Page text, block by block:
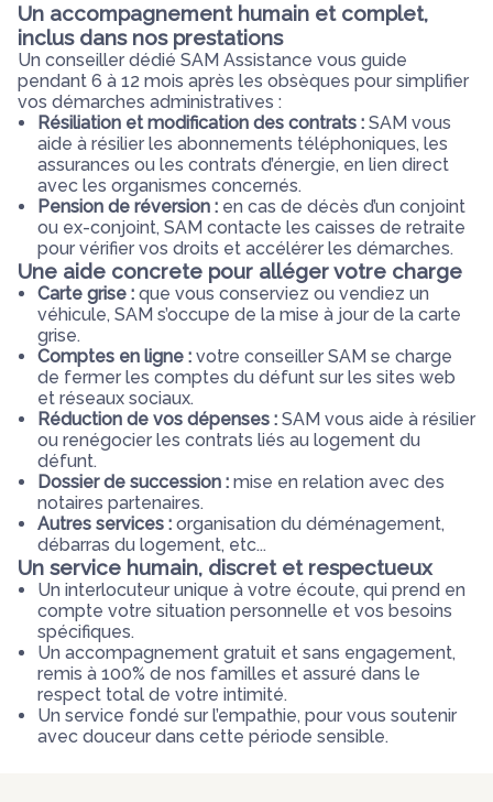
Un accompagnement humain et complet,
inclus dans nos prestations
Un conseiller dédié SAM Assistance vous guide
pendant 6 à 12 mois après les obsèques pour simplifier
vos démarches administratives :
Résiliation et modification des contrats : SAM vous
aide à résilier les abonnements téléphoniques, les
assurances ou les contrats d’énergie, en lien direct
avec les organismes concernés.
Pension de réversion : en cas de décès d’un conjoint
ou ex-conjoint, SAM contacte les caisses de retraite
pour vérifier vos droits et accélérer les démarches.
Une aide concrete pour alléger votre charge
Carte grise : que vous conserviez ou vendiez un
véhicule, SAM s’occupe de la mise à jour de la carte
grise.
Comptes en ligne : votre conseiller SAM se charge
de fermer les comptes du défunt sur les sites web
et réseaux sociaux.
Réduction de vos dépenses : SAM vous aide à résilier
ou renégocier les contrats liés au logement du
défunt.
Dossier de succession : mise en relation avec des
notaires partenaires.
Autres services : organisation du déménagement,
débarras du logement, etc...
Un service humain, discret et respectueux
Un interlocuteur unique à votre écoute, qui prend en
compte votre situation personnelle et vos besoins
spécifiques.
Un accompagnement gratuit et sans engagement,
remis à 100% de nos familles et assuré dans le
respect total de votre intimité.
Un service fondé sur l’empathie, pour vous soutenir
avec douceur dans cette période sensible.